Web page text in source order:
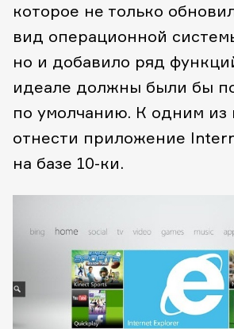
которое не только
вид операционной
но и добавило ряд
идеале должны были бы
по умолчанию. К одним из
отнести приложение
на базе 10-ки.